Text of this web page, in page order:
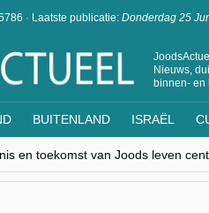
· Laatste publicatie: Donderdag 25
Nieuws,
binnen- en
BUITENLAND ISRAËL
en toekomst van Joods leven
hoe moeilijk seculiere Westen
– Boekarest: de verrassing van
in België op de beklaagdenbank”